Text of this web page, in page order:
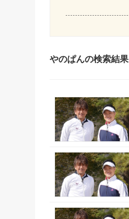
やのぱんの検索結果